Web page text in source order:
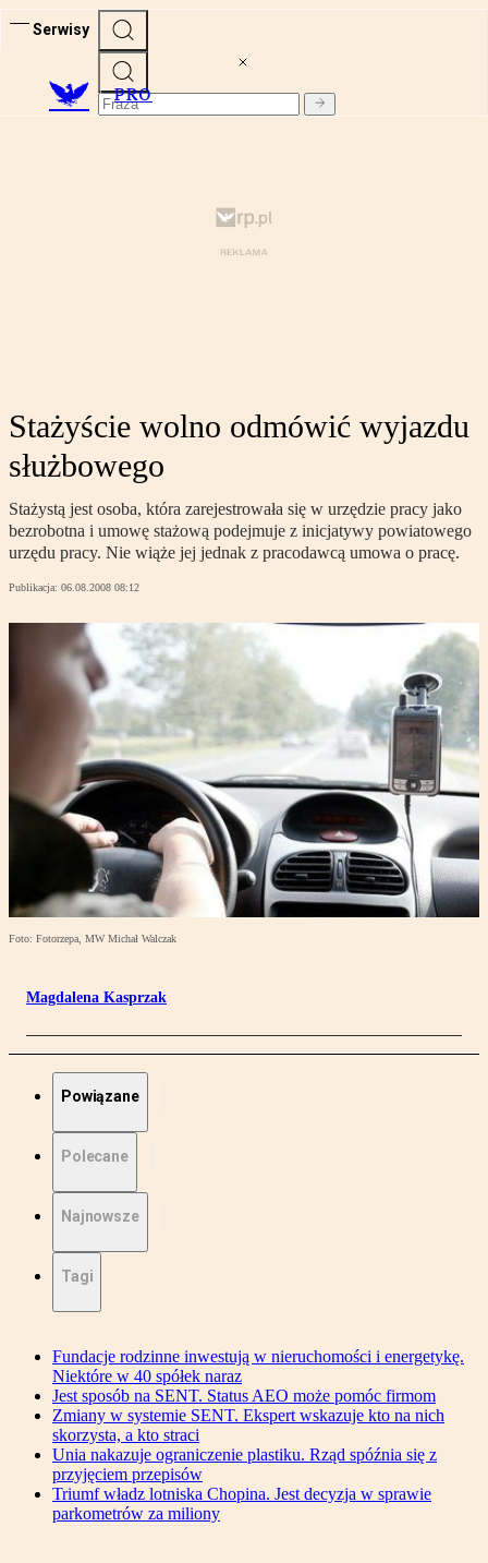
Serwisy
PRO
Stażyście wolno odmówić wyjazdu
służbowego
Stażystą jest osoba, która zarejestrowała się w urzędzie pracy jako
bezrobotna i umowę stażową podejmuje z inicjatywy powiatowego
urzędu pracy. Nie wiąże jej jednak z pracodawcą umowa o pracę.
Publikacja: 06.08.2008 08:12
Foto: Fotorzepa, MW Michał Walczak
Magdalena Kasprzak
Powiązane
Polecane
Najnowsze
Tagi
Fundacje rodzinne inwestują w nieruchomości i energetykę.
Niektóre w 40 spółek naraz
Jest sposób na SENT. Status AEO może pomóc firmom
Zmiany w systemie SENT. Ekspert wskazuje kto na nich
skorzysta, a kto straci
Unia nakazuje ograniczenie plastiku. Rząd spóźnia się z
przyjęciem przepisów
Triumf władz lotniska Chopina. Jest decyzja w sprawie
parkometrów za miliony